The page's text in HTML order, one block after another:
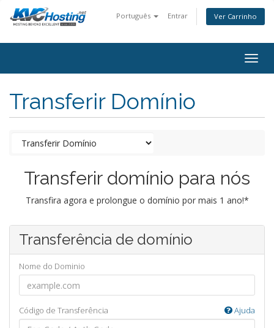
Português Entrar Ver Carrinho
Transferir Domínio
Transferir domínio para nós
Transfira agora e prolongue o domínio por mais 1 ano!*
Transferência de domínio
Nome do Dominio
Código de Transferência Ajuda